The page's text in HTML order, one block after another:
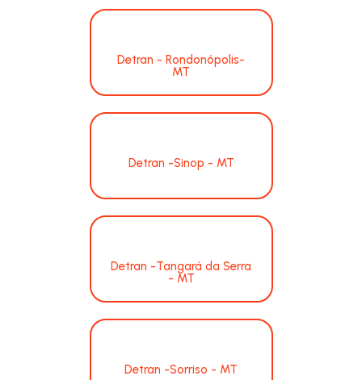
Detran - Rondonópolis-
MT
Detran -Sinop - MT
Detran -Tangará da Serra
- MT
Detran -Sorriso - MT